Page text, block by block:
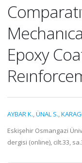
Epoxy
AYBAR K.,ÜNAL S.,
Eskişehir Osmangazi
dergisi (online), cilt.33,